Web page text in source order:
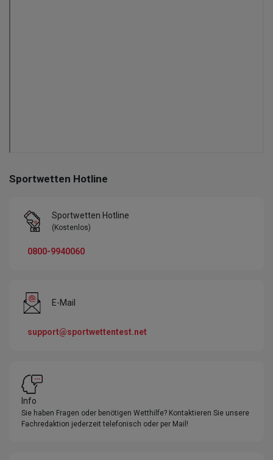
Sportwetten Hotline
Sportwetten Hotline
(Kostenlos)
0800-9940060
E-Mail
support@sportwettentest.net
Info
Sie haben Fragen oder benötigen Wetthilfe? Kontaktieren Sie unsere
Fachredaktion jederzeit telefonisch oder per Mail!